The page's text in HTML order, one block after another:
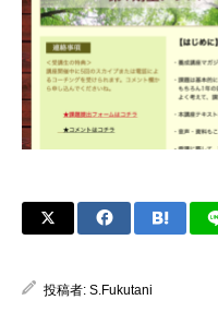
投稿者: S.Fukutani